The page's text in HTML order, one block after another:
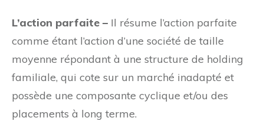
L’action parfaite – Il résume l’action parfaite
comme étant l’action d’une société de taille
moyenne répondant à une structure de holding
familiale, qui cote sur un marché inadapté et
possède une composante cyclique et/ou des
placements à long terme.